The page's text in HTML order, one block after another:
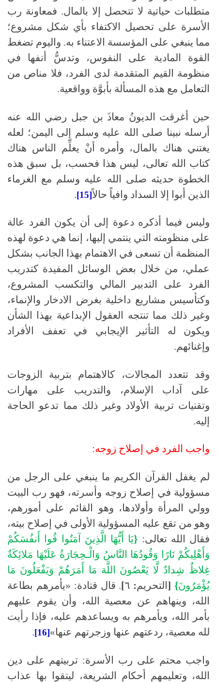
متطلبات حياتية لا تتحصل إلا بالمال. فمعاونة رب
الأسرة على تحصيل الاكتفاء بأي شكل مشروع؛
مما ينبغي على المؤسسة الاعتناء به. واليوم تضغط
القوة المادية على النفوس، وتدسُّ أنفها في
منظومة القيم المتقدمة لدى الفرد، فلا مناص من
التعامل مع هذه المسألة بأبوَّة وواقعية.
حين أغرقت الديونُ معاذَ بن جبل رضي الله عنه
أرسله نبينا صلى الله عليه وسلم
إلى اليمن؛ لعله
يغتني هناك بالمال، وأمره أنْ يعلِّم الناس هناك
كتاب الله تعالى، ليس هذا فحسب، بل سبق هذه
الخطوة حديثه صلى الله عليه وسلم مع الغرماء
الذين أبوا إلا السداد وافياً حالاً[15]
.
وليس فيما أذكره دعوة إلى أن يكون الفرد عالة
على منظومته التي ينتمي إليها، إنما هي دعوة لهذه
المنظمة أن تسعى في الاهتمام بهذا الجانب بشكل
عملي، من خلال بعض الوسائل المفيدة كتدريب
الفرد على التدبير المالي والتكسب المشروع،
وكتأسيس مشاريع داخلية بغرض الادخار والإنماء،
وغير ذلك مما تنتجه العقول الإبداعية بهذا الشأن
ويكون له التأثير الإيجابي في تعفف الأفراد
وإغنائهم.
وقد تتعدد المجالات، كالاهتمام بتربية الزوجات
على آداب الإسلام، والتدريب على مهارات
وتقنيات تربية الأولاد وغير ذلك مما تدعو الحاجة
إليه.
واجب الفرد في إصلاح زوجه:
لم يغفل القرآن الكريم ما ينبغي على الرجل من
مسؤولية في إصلاح زوجه وأسرته، فهو رب البيت
وولي المرأة وأولادها، وهو القائم على أمورهم،
وهو من تقع عليه المسؤولية الأولى في إصلاح بيته،
فقال الله تعالى:
{يَا أَيُّهَا الَّذِينَ آمَنُوا قُوا
أَنفُسَكُمْ
وَأَهْلِيكُمْ نَارًا وَقُودُهَا النَّاسُ وَالْـحِجَارَةُ عَلَيْهَا مَلائِكَةٌ
غِلاظٌ شِدادٌ لَّا يَعْصُونَ اللَّهَ مَا أَمَرَهُمْ وَيَفْعَلُونَ مَا
يُؤْمَرُونَ}
[التحريم: ٦]
. قال قتادة: «يأمرهم بطاعة
الله، وينهاهم عن معصية الله، وأن يقوم عليهم
بأمر الله، ويأمرهم به ويساعدهم عليه، فإذا رأيت
لله معصية، ردعتهم عنها وزجرتهم عنها»[16]
.
واجب محتم على رب الأسرة: تربيتهم على دين
الله، وتعليمهم أحكام الشريعة، ليتقوا بها عذاب